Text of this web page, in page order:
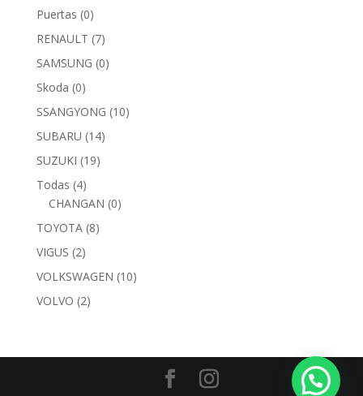
Puertas (0)
RENAULT (7)
SAMSUNG (0)
Skoda (0)
SSANGYONG (10)
SUBARU (14)
SUZUKI (19)
Todas (4)
CHANGAN (0)
TOYOTA (8)
VIGUS (2)
VOLKSWAGEN (10)
VOLVO (2)